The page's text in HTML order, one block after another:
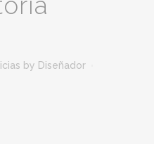
by Diseñador